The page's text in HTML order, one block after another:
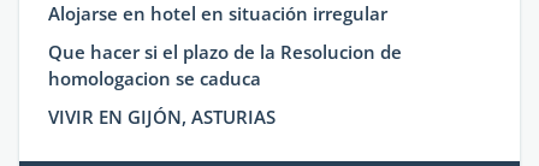
Alojarse en hotel en situación irregular
Que hacer si el plazo de la Resolucion de
homologacion se caduca
VIVIR EN GIJÓN, ASTURIAS